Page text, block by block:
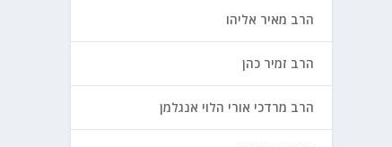
הרב מאיר אליהו
הרב זמיר כהן
הרב מרדכי אורי הלוי אנגלמן